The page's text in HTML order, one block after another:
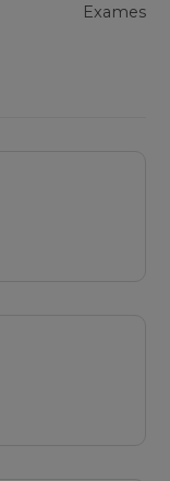
Exames